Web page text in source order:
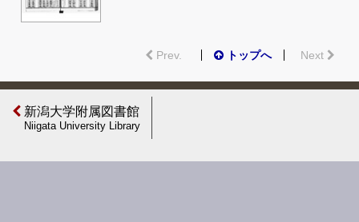
Prev. トップへ Next
新潟大学附属図書館
Niigata University Library